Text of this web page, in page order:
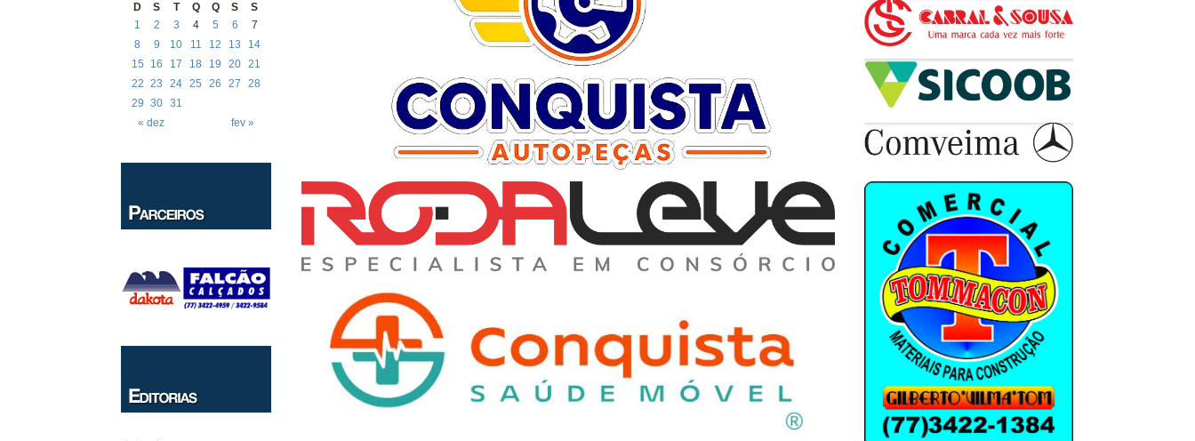
D
S T Q Q S S
« dez fev »
1 2 3 4 5 6
7
8
9 10 11 12 13
14
15
16 17 18 19 20 21
22 23 24 25 26 27
28
29 30 31